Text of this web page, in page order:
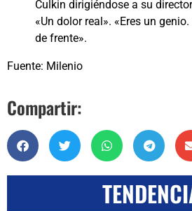
Culkin dirigiéndose a su
«Un dolor real». «Eres un
de frente».
Fuente: Milenio
Compartir: